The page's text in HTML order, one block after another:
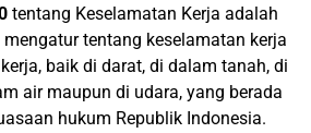
tentang Keselamatan Kerja adalah
tentang keselamatan kerja
baik di darat, di dalam tanah, di
air maupun di udara, yang berada
hukum Republik Indonesia.